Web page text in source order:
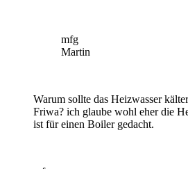
mfg
Martin
Warum sollte das Heizwasser
Friwa? ich glaube wohl eher die
ist für einen Boiler gedacht.